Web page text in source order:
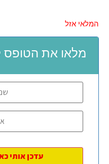
המלאי אזל
מלאו את הטופס